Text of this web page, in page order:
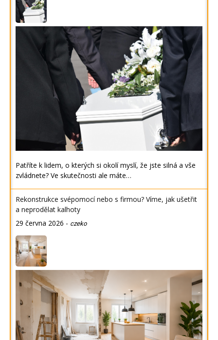
Patříte k lidem, o kterých si okolí myslí, že jste silná a vše
zvládnete? Ve skutečnosti ale máte…
Rekonstrukce svépomocí nebo s firmou? Víme, jak ušetřit
a neprodělat kalhoty
29 června 2026 - czeko